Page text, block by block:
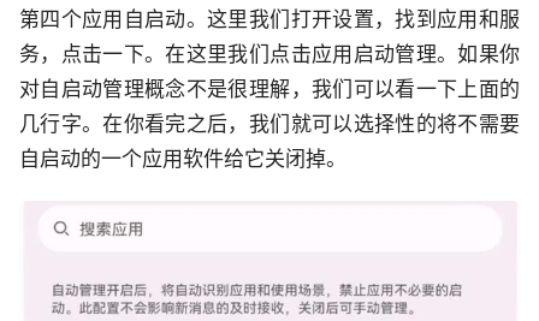
第四个应用自启动。这里我们打开设置，找到应用和服
务，点击一下。在这里我们点击应用启动管理。如果你
对自启动管理概念不是很理解，我们可以看一下上面的
几行字。在你看完之后，我们就可以选择性的将不需要
自启动的一个应用软件给它关闭掉。